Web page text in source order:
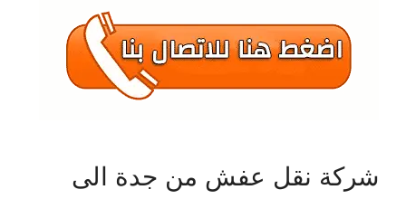
شركة نقل عفش من جدة الى